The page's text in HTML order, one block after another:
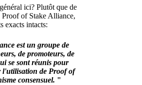
ici? Plutôt que de
Proof of Stake Alliance,
exacts intacts:
est un groupe de
de promoteurs, de
se sont réunis pour
l'utilisation de Proof of
consensuel. "